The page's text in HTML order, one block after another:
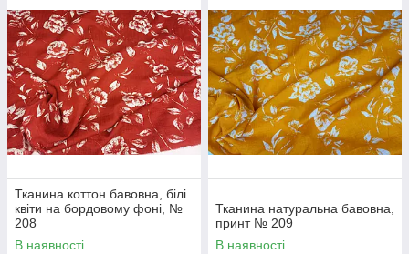
Тканина коттон бавовна, білі
квіти на бордовому фоні, №
208
В наявності
Тканина натуральна бавовна,
принт № 209
В наявності